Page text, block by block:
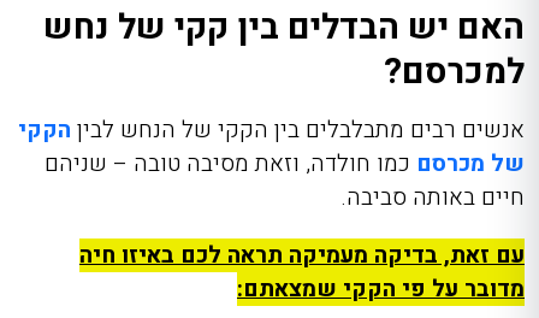
האם יש הבדלים בין קקי של נחש
למכרסם?
אנשים רבים מתבלבלים בין הקקי של הנחש לבין הקקי
של מכרסם כמו חולדה, וזאת מסיבה טובה – שניהם
חיים באותה סביבה.
עם זאת, בדיקה מעמיקה תראה לכם באיזו חיה
מדובר על פי הקקי שמצאתם: